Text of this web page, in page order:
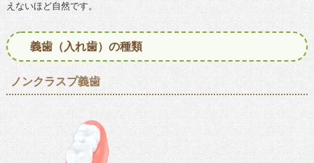
えないほど自然です。
義歯（入れ歯）の種類
ノンクラスプ義歯